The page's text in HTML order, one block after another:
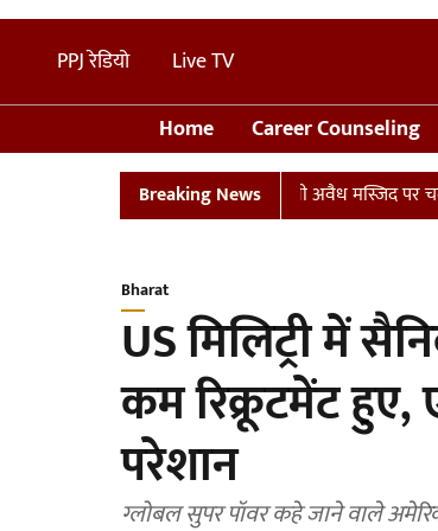
PPJ रेडियो Live TV
Home Career Counseling
Breaking News
UP: संभल में तालाब पर बनी अवैध मस्जिद पर चला
Bharat
US मिलिट्री में
कम रिक्रूटमेंट
परेशान
ग्लोबल सुपर पॉवर कहे जाने वाले